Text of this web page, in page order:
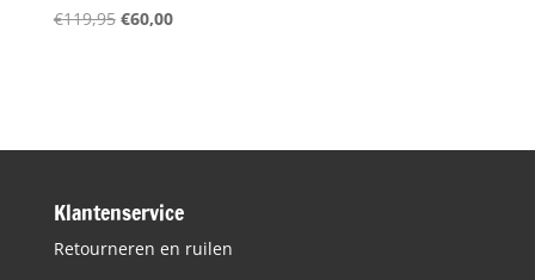
€119,95 Oorspronkelijke
€60,00Huidige
Klantenservice
Retourneren en ruilen